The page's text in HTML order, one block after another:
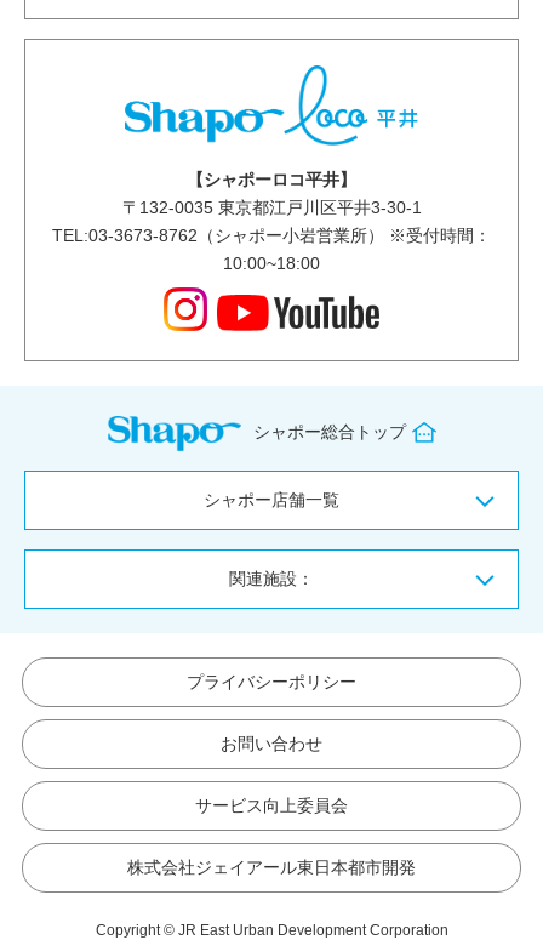
【シャポーロコ平井】
〒 132-0035東京都江戸川区平井3-30-1
TEL:03-3673-8762（シャポー小岩営業所） ※受付時間：
10:00~18:00
シャポー総合トップ
シャポー店舗一覧
関連施設：
プライバシーポリシー
お問い合わせ
サービス向上委員会
株式会社ジェイアール東日本都市開発
Copyright © JR East Urban Development Corporation